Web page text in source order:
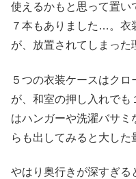
使えるかもと思って置い
７本もありました…。衣
が、放置されてしまった
５つの衣装ケースはク
が、和室の押し入れでも
はハンガーや洗濯バサミ
らも出してみると大した
やはり奥行きが深すぎる